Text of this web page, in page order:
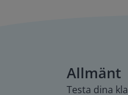
Allmänt
Testa dina